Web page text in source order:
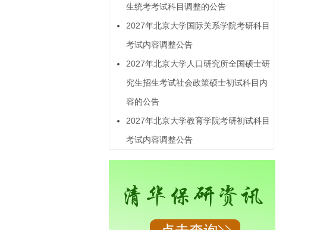
生统考考试科目调整的公告
2027年北京大学国际关系学院考研科目
考试内容调整公告
2027年北京大学人口研究所全国硕士研
究生招生考试社会政策硕士初试科目内
容的公告
2027年北京大学教育学院考研初试科目
考试内容调整公告